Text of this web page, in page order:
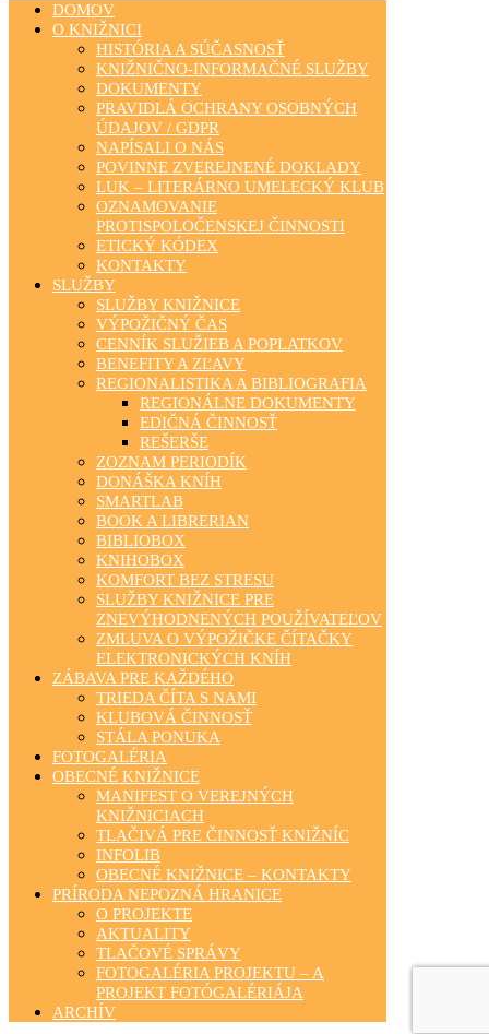
DOMOV
O KNIŽNICI
HISTÓRIA A SÚČASNOSŤ
KNIŽNIČNO-INFORMAČNÉ SLUŽBY
DOKUMENTY
PRAVIDLÁ OCHRANY OSOBNÝCH
ÚDAJOV / GDPR
NAPÍSALI O NÁS
POVINNE ZVEREJNENÉ DOKLADY
LUK – LITERÁRNO UMELECKÝ KLUB
OZNAMOVANIE
PROTISPOLOČENSKEJ ČINNOSTI
ETICKÝ KÓDEX
KONTAKTY
SLUŽBY
SLUŽBY KNIŽNICE
VÝPOŽIČNÝ ČAS
CENNÍK SLUŽIEB A POPLATKOV
BENEFITY A ZĽAVY
REGIONALISTIKA A BIBLIOGRAFIA
REGIONÁLNE DOKUMENTY
EDIČNÁ ČINNOSŤ
REŠERŠE
ZOZNAM PERIODÍK
DONÁŠKA KNÍH
SMARTLAB
BOOK A LIBRERIAN
BIBLIOBOX
KNIHOBOX
KOMFORT BEZ STRESU
SLUŽBY KNIŽNICE PRE
ZNEVÝHODNENÝCH POUŽÍVATEĽOV
ZMLUVA O VÝPOŽIČKE ČÍTAČKY
ELEKTRONICKÝCH KNÍH
ZÁBAVA PRE KAŽDÉHO
TRIEDA ČÍTA S NAMI
KLUBOVÁ ČINNOSŤ
STÁLA PONUKA
FOTOGALÉRIA
OBECNÉ KNIŽNICE
MANIFEST O VEREJNÝCH
KNIŽNICIACH
TLAČIVÁ PRE ČINNOSŤ KNIŽNÍC
INFOLIB
OBECNÉ KNIŽNICE – KONTAKTY
PRÍRODA NEPOZNÁ HRANICE
O PROJEKTE
AKTUALITY
TLAČOVÉ SPRÁVY
FOTOGALÉRIA PROJEKTU – A
PROJEKT FOTÓGALÉRIÁJA
ARCHÍV